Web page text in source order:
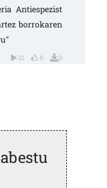
Antiespezist
borrokaren
21 0 0